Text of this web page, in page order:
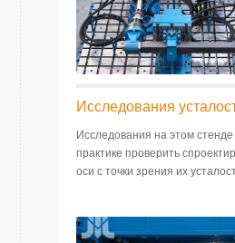
Исследования
Исследования на этом
практике проверить
оси с точки зрения их